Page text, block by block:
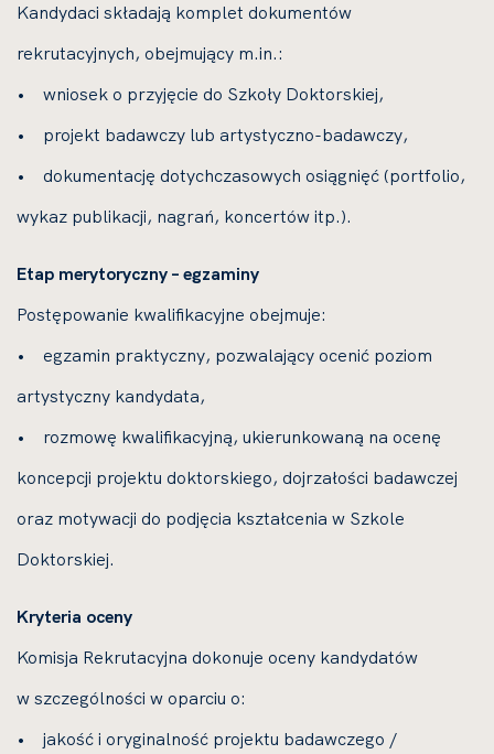
Kandydaci składają komplet dokumentów
rekrutacyjnych, obejmujący m.in.:
• wniosek o przyjęcie do Szkoły Doktorskiej,
• projekt badawczy lub artystyczno-badawczy,
• dokumentację dotychczasowych osiągnięć (portfolio,
wykaz publikacji, nagrań, koncertów itp.).
Etap merytoryczny – egzaminy
Postępowanie kwalifikacyjne obejmuje:
• egzamin praktyczny, pozwalający ocenić poziom
artystyczny kandydata,
• rozmowę kwalifikacyjną, ukierunkowaną na ocenę
koncepcji projektu doktorskiego, dojrzałości badawczej
oraz motywacji do podjęcia kształcenia w Szkole
Doktorskiej.
Kryteria oceny
Komisja Rekrutacyjna dokonuje oceny kandydatów
w szczególności w oparciu o:
• jakość i oryginalność projektu badawczego /